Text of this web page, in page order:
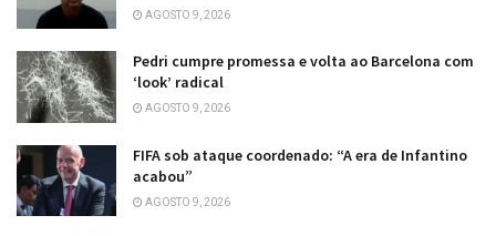
AGOSTO 9, 2026
Pedri cumpre promessa e volta ao Barcelona com
‘look’ radical
AGOSTO 9, 2026
FIFA sob ataque coordenado: “A era de Infantino
acabou”
AGOSTO 9, 2026